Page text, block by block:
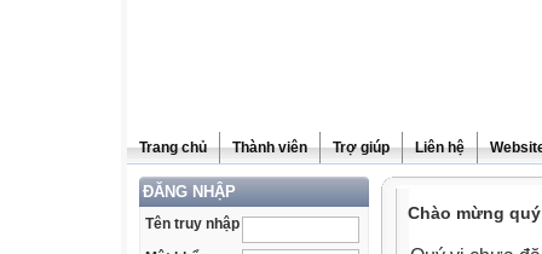
Trang chủ Thành viên Trợ giúp Liên hệ
ĐĂNG NHẬP
Tên truy nhập
Chào mừng